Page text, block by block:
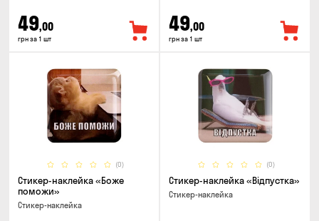
49,00
грн за 1 шт
49,00
грн за 1 шт
(0)
Стикер-наклейка «Боже
поможи»
Стикер-наклейка
(0)
Стикер-наклейка «Відпустка»
Стикер-наклейка